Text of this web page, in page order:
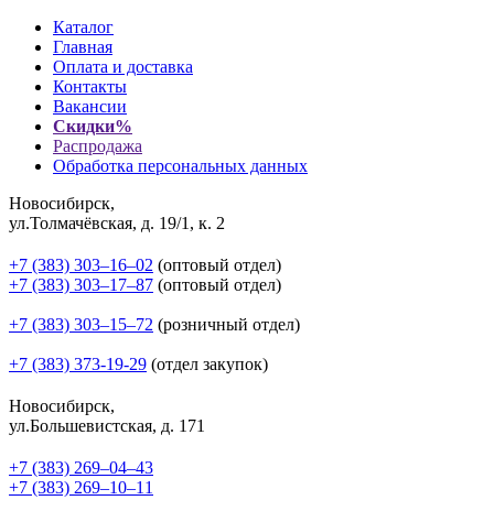
Каталог
Главная
Оплата и доставка
Контакты
Вакансии
Скидки%
Распродажа
Обработка персональных данных
Новосибирск,
ул.Толмачёвская, д. 19/1, к. 2
+7 (383) 303‒16‒02 (оптовый отдел)
+7 (383) 303‒17‒87 (оптовый отдел)
+7 (383) 303‒15‒72 (розничный отдел)
+7 (383) 373-19-29 (отдел закупок)
Новосибирск,
ул.Большевистская, д. 171
+7 (383) 269‒04‒43
+7 (383) 269‒10‒11